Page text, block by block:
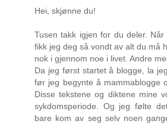
Hei, skjønne du!
Tusen takk igjen for du deler. Når
fikk jeg deg så vondt av alt du må
nok i gjennom noe i livet. Andre
Da jeg først startet å blogge, la
før jeg begynte å mammablogge
Disse tekstene og diktene mine
sykdomsperiode. Og jeg følte
bare kom av seg selv noen